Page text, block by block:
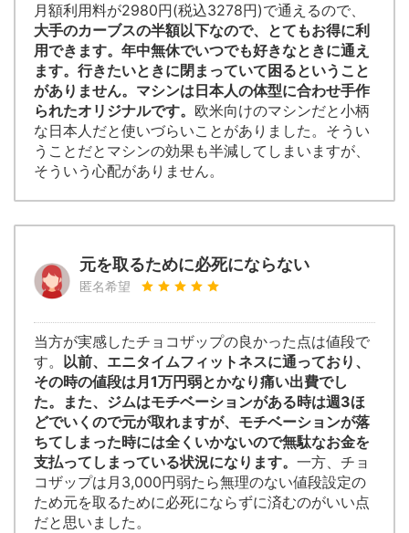
月額利用料が2980円(税込3278円)で通えるので、
大手のカーブスの半額以下なので、とてもお得に利
用できます。年中無休でいつでも好きなときに通え
ます。行きたいときに閉まっていて困るということ
がありません。マシンは日本人の体型に合わせ手作
られたオリジナルです。 欧米向けのマシンだと小柄
な日本人だと使いづらいことがありました。そうい
うことだとマシンの効果も半減してしまいますが、
そういう心配がありません。
元を取るために必死にならない
匿名希望
当方が実感したチョコザップの良かった点は値段で
す。 以前、エニタイムフィットネスに通っており、
その時の値段は月1万円弱とかなり痛い出費でし
た。また、ジムはモチベーションがある時は週3ほ
どでいくので元が取れますが、モチベーションが落
ちてしまった時には全くいかないので無駄なお金を
支払ってしまっている状況になります。 一方、チョ
コザップは月3,000円弱たら無理のない値段設定の
ため元を取るために必死にならずに済むのがいい点
だと思いました。